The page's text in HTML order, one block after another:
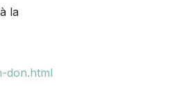
la
don.html